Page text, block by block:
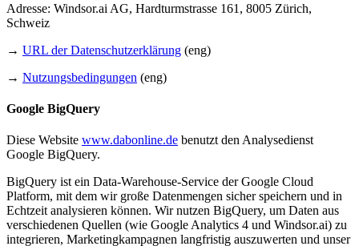
Adresse: Windsor.ai AG, Hardturmstrasse 161, 8005 Zürich,
Schweiz
→ URL der Datenschutzerklärung (eng)
→ Nutzungsbedingungen (eng)
Google BigQuery
Diese Website www.dabonline.de benutzt den Analysedienst
Google BigQuery.
BigQuery ist ein Data-Warehouse-Service der Google Cloud
Platform, mit dem wir große Datenmengen sicher speichern und in
Echtzeit analysieren können. Wir nutzen BigQuery, um Daten aus
verschiedenen Quellen (wie Google Analytics 4 und Windsor.ai) zu
integrieren, Marketingkampagnen langfristig auszuwerten und unser